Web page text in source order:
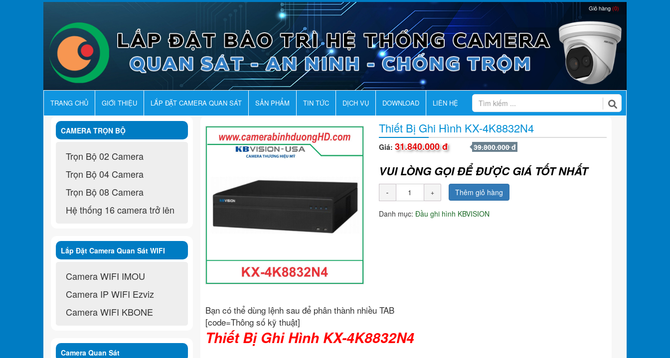
Giỏ hàng(0)
TRANG CHỦ GIỚI THIỆU LẮP ĐẶT CAMERA QUAN SÁT SẢN PHẨM TIN TỨC DỊCH VỤ DOWNLOAD LIÊN HỆ
Thiết Bị Ghi Hình KX-4K8832N4
Giá: 31.840.000 đ 39.800.000 đ
VUI LÒNG GỌI ĐỂ ĐƯỢC GIÁ TỐT NHẤT
Thêm giỏ hàng
Danh mục: Đầu ghi hình KBVISION
Bạn có thể dùng lệnh sau để phân thành nhiều TAB
[code=Thông số kỹ thuật]
Thiết Bị Ghi Hình KX-4K8832N4
CAMERA TRỌN BỘ
Trọn Bộ 02 Camera
Trọn Bộ 04 Camera
Trọn Bộ 08 Camera
Hệ thống 16 camera trở lên
Lắp Đặt Camera Quan Sát WIFI
Không Dây
Camera WIFI IMOU
Camera IP WIFI Ezviz
Camera WIFI KBONE
Camera Quan Sát